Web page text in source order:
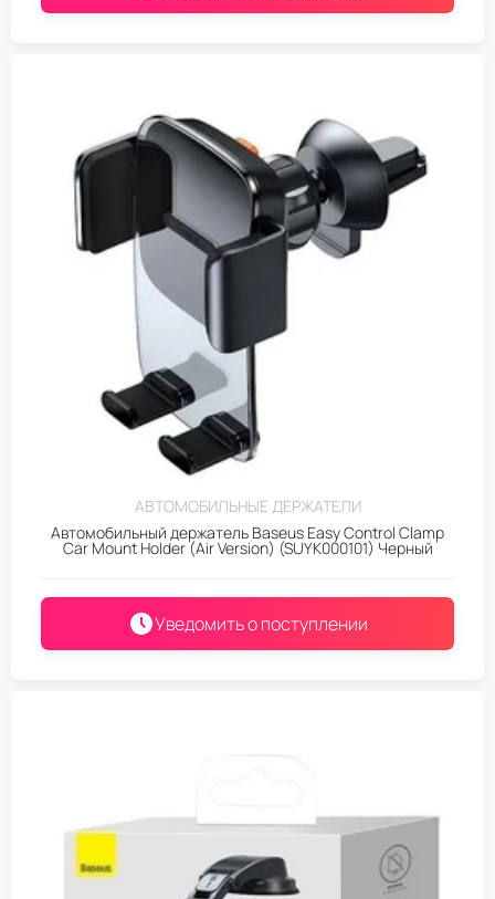
АВТОМОБИЛЬНЫЕ ДЕРЖАТЕЛИ
Автомобильный держатель Baseus Easy Control Clamp
Car Mount Holder (Air Version) (SUYK000101) Черный
Уведомить о поступлении